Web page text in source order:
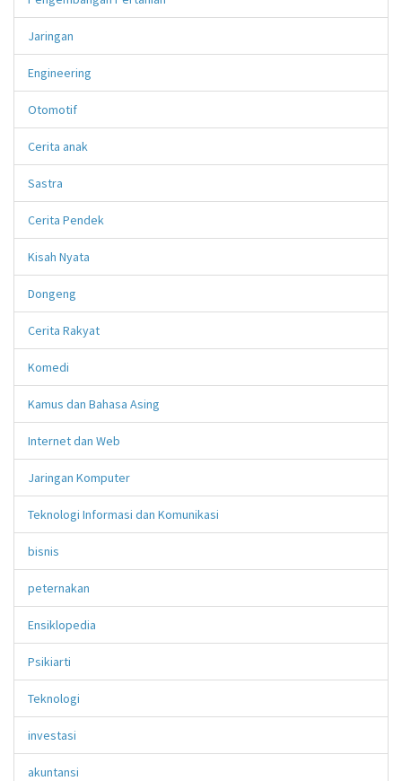
Jaringan
Engineering
Otomotif
Cerita anak
Sastra
Cerita Pendek
Kisah Nyata
Dongeng
Cerita Rakyat
Komedi
Kamus dan Bahasa Asing
Internet dan Web
Jaringan Komputer
Teknologi Informasi dan Komunikasi
bisnis
peternakan
Ensiklopedia
Psikiarti
Teknologi
investasi
akuntansi